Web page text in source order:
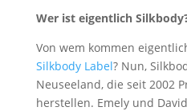
Wer ist eigentlich
Von wem kommen
Silkbody Label? Nun,
Neuseeland, die seit 2002
herstellen. Emely und